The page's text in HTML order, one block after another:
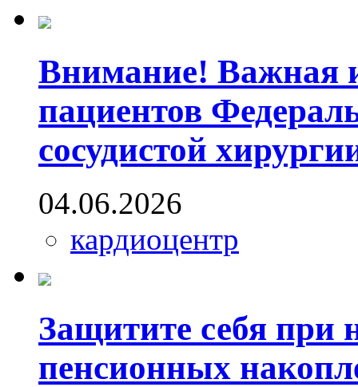
Внимание! Важная
пациентов
сосудистой
04.06.2026
кардиоцентр
Защитите себя при
пенсионных